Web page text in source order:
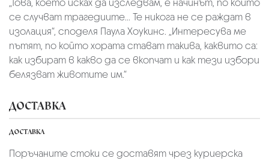
се случват трагедиите... Те никога не се раждат в
изолация“, споделя Паула Хоукинс. „Интересува ме
пътят, по който хората стават такива, каквито са:
как избират в какво да се вкопчат и как тези избори
белязват животите им.“
ДОСТАВКА
ДОСТАВКА
Поръчаните стоки се доставят чрез куриерскa